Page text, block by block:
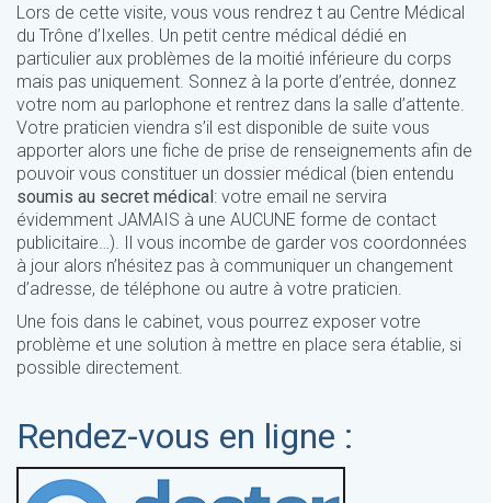
Lors de cette visite, vous vous rendrez t au Centre Médical
du Trône d’Ixelles. Un petit centre médical dédié en
particulier aux problèmes de la moitié inférieure du corps
mais pas uniquement. Sonnez à la porte d’entrée, donnez
votre nom au parlophone et rentrez dans la salle d’attente.
Votre praticien viendra s’il est disponible de suite vous
apporter alors une fiche de prise de renseignements afin de
pouvoir vous constituer un dossier médical (bien entendu
soumis au secret médical: votre email ne servira
évidemment JAMAIS à une AUCUNE forme de contact
publicitaire…). Il vous incombe de garder vos coordonnées
à jour alors n’hésitez pas à communiquer un changement
d’adresse, de téléphone ou autre à votre praticien.
Une fois dans le cabinet, vous pourrez exposer votre
problème et une solution à mettre en place sera établie, si
possible directement.
Rendez-vous en ligne :